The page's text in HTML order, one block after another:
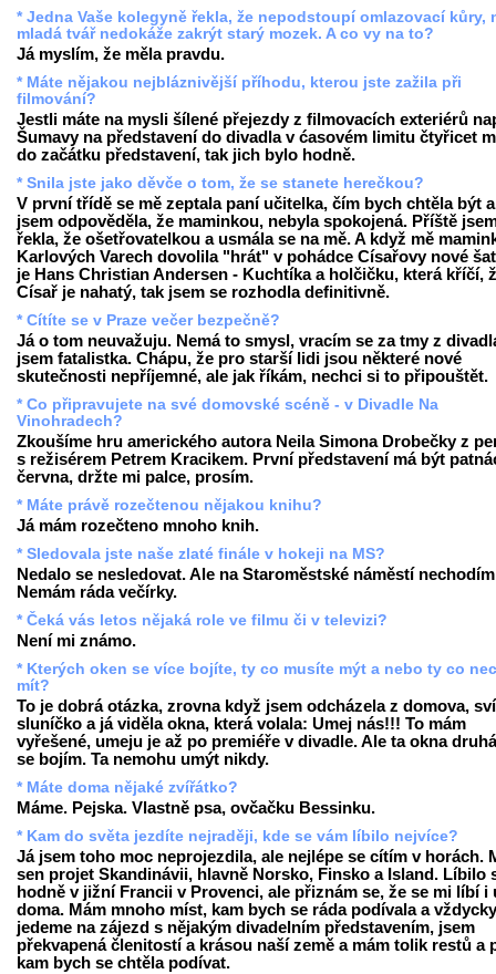
* Jedna Vaše kolegyně řekla, že nepodstoupí omlazovací kůry,
mladá tvář nedokáže zakrýt starý mozek. A co vy na to?
Já myslím, že měla pravdu.
* Máte nějakou nejbláznivější příhodu, kterou jste zažila při
filmování?
Jestli máte na mysli šílené přejezdy z filmovacích exteriérů
Šumavy na představení do divadla v ćasovém limitu čtyřicet
do začátku představení, tak jich bylo hodně.
* Snila jste jako děvče o tom, že se stanete herečkou?
V první třídě se mě zeptala paní učitelka, čím bych chtěla být
jsem odpověděla, že maminkou, nebyla spokojená. Příště
řekla, že ošetřovatelkou a usmála se na mě. A když mě
Karlových Varech dovolila "hrát" v pohádce Císařovy nové
je Hans Christian Andersen - Kuchtíka a holčičku, která kříčí,
Císař je nahatý, tak jsem se rozhodla definitivně.
* Cítíte se v Praze večer bezpečně?
Já o tom neuvažuju. Nemá to smysl, vracím se za tmy z
jsem fatalistka. Chápu, že pro starší lidi jsou některé nové
skutečnosti nepříjemné, ale jak říkám, nechci si to připouštět.
* Co připravujete na své domovské scéně - v Divadle Na
Vinohradech?
Zkoušíme hru amerického autora Neila Simona Drobečky z
s režisérem Petrem Kracikem. První představení má být
června, držte mi palce, prosím.
* Máte právě rozečtenou nějakou knihu?
Já mám rozečteno mnoho knih.
* Sledovala jste naše zlaté finále v hokeji na MS?
Nedalo se nesledovat. Ale na Staroměstské náměstí
Nemám ráda večírky.
* Čeká vás letos nějaká role ve filmu či v televizi?
Není mi známo.
* Kterých oken se více bojíte, ty co musíte mýt a nebo ty co
mít?
To je dobrá otázka, zrovna když jsem odcházela z domova,
sluníčko a já viděla okna, která volala: Umej nás!!! To mám
vyřešené, umeju je až po premiéře v divadle. Ale ta okna
se bojím. Ta nemohu umýt nikdy.
* Máte doma nějaké zvířátko?
Máme. Pejska. Vlastně psa, ovčačku Bessinku.
* Kam do světa jezdíte nejraději, kde se vám líbilo nejvíce?
Já jsem toho moc neprojezdila, ale nejlépe se cítím v horách.
sen projet Skandinávii, hlavně Norsko, Finsko a Island. Líbilo
hodně v jižní Francii v Provenci, ale přiznám se, že se mi líbí i
doma. Mám mnoho míst, kam bych se ráda podívala a
jedeme na zájezd s nějakým divadelním představením, jsem
překvapená členitostí a krásou naší země a mám tolik restů a
kam bych se chtěla podívat.